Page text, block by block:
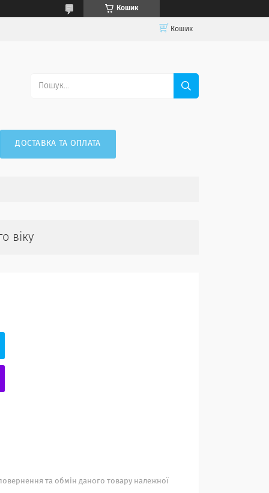
Кошик
Кошик
ДОСТАВКА ТА ОПЛАТА
віку
та обмін даного товару належної